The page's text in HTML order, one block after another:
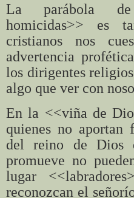
La parábola
homicidas>> es
cristianos nos
advertencia
los dirigentes
algo que ver con
En la <<viña de
quienes no aportan
del reino de Dios
promueve no
lugar
reconozcan el